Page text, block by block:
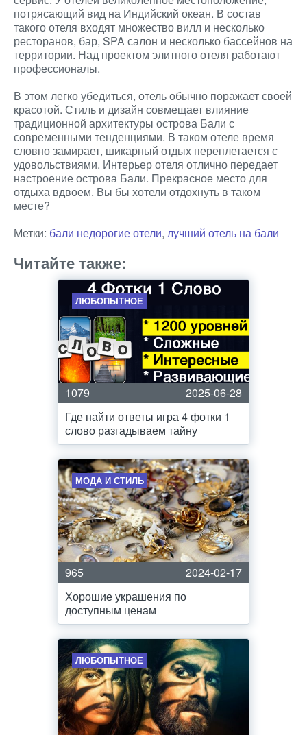
потрясающий вид на Индийский океан. В состав
такого отеля входят множество вилл и несколько
ресторанов, бар, SPA салон и несколько бассейнов на
территории. Над проектом элитного отеля работают
профессионалы.
В этом легко убедиться, отель обычно поражает своей
красотой. Стиль и дизайн совмещает влияние
традиционной архитектуры острова Бали с
современными тенденциями. В таком отеле время
словно замирает, шикарный отдых переплетается с
удовольствиями. Интерьер отеля отлично передает
настроение острова Бали. Прекрасное место для
отдыха вдвоем. Вы бы хотели отдохнуть в таком
месте?
Метки: бали недорогие отели, лучший отель на бали
Читайте также:
ЛЮБОПЫТНОЕ
1079
2025-06-28
Где найти ответы игра 4 фотки 1
слово разгадываем тайну
МОДА И СТИЛЬ
965
2024-02-17
Хорошие украшения по
доступным ценам
ЛЮБОПЫТНОЕ